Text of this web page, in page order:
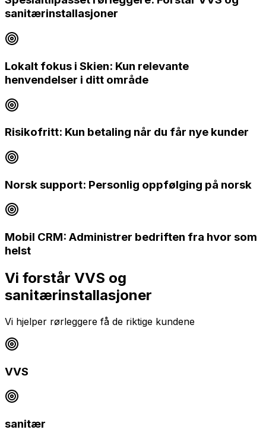
sanitærinstallasjoner
Lokalt fokus i Skien: Kun relevante
henvendelser i ditt område
Risikofritt: Kun betaling når du får nye kunder
Norsk support: Personlig oppfølging på norsk
Mobil CRM: Administrer bedriften fra hvor som
helst
Vi forstår VVS og
sanitærinstallasjoner
Vi hjelper rørleggere få de riktige kundene
VVS
sanitær